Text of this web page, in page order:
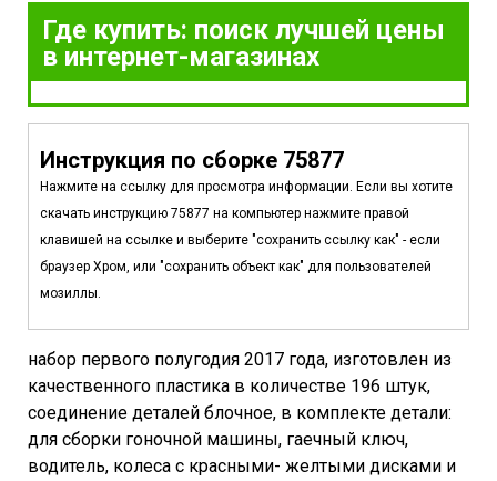
Где купить: поиск лучшей цены
в интернет-магазинах
Инструкция по сборке 75877
Нажмите на ссылку для просмотра информации. Если вы хотите
скачать инструкцию 75877 на компьютер нажмите правой
клавишей на ссылке и выберите "сохранить ссылку как" - если
браузер Хром, или "сохранить объект как" для пользователей
мозиллы.
набор первого полугодия 2017 года, изготовлен из
качественного пластика в количестве 196 штук,
соединение деталей блочное, в комплекте детали:
для сборки гоночной машины, гаечный ключ,
водитель, колеса с красными- желтыми дисками и